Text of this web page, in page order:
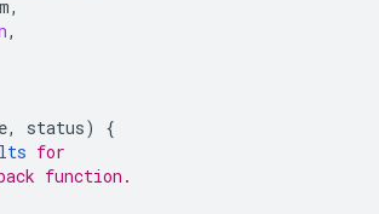
,
,
, status)
{
for
function.